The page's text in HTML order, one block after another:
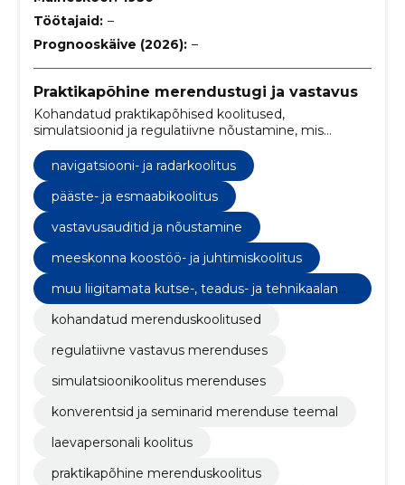
Töötajaid: –
Prognooskäive (2026): –
Praktikapõhine merendustugi ja vastavus
Kohandatud praktikapõhised koolitused,
simulatsioonid ja regulatiivne nõustamine, mis
navigatsiooni- ja radarkoolitus
pääste- ja esmaabikoolitus
vastavusauditid ja nõustamine
meeskonna koostöö- ja juhtimiskoolitus
muu liigitamata kutse-, teadus- ja tehnikaalane
tegevus
kohandatud merenduskoolitused
regulatiivne vastavus merenduses
simulatsioonikoolitus merenduses
konverentsid ja seminarid merenduse teemal
laevapersonali koolitus
praktikapõhine merenduskoolitus